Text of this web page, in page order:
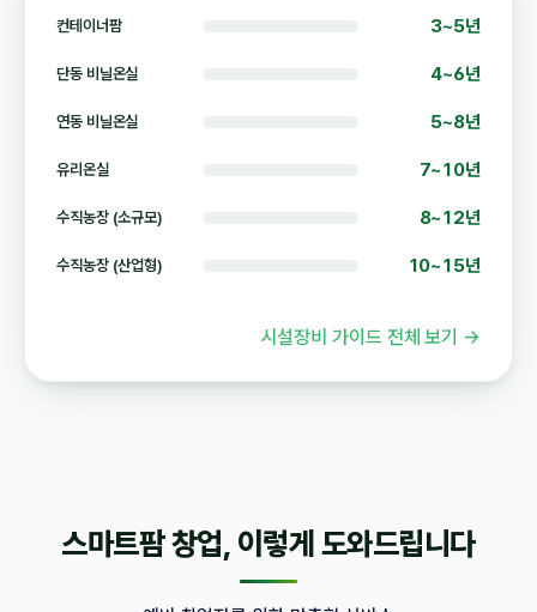
컨테이너팜 3~5년
단동 비닐온실 4~6년
연동 비닐온실 5~8년
유리온실 7~10년
수직농장 (소규모) 8~12년
수직농장 (산업형) 10~15년
시설장비 가이드 전체 보기 →
스마트팜 창업, 이렇게 도와드립니다